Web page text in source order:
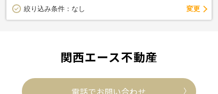
絞り込み条件： なし 変更
関西エース不動産
電話でお問い合わせ